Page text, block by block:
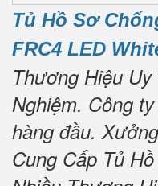
Tủ Hồ Sơ
FRC4 LED
Thương Hiệu
Nghiệm. Công
hàng đầu.
Cung Cấp Tủ